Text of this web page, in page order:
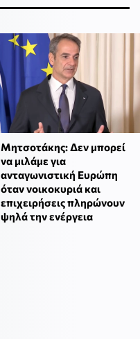
Μητσοτάκης: Δεν μπορεί
να μιλάμε για
ανταγωνιστική Ευρώπη
όταν νοικοκυριά και
επιχειρήσεις πληρώνουν
ψηλά την ενέργεια